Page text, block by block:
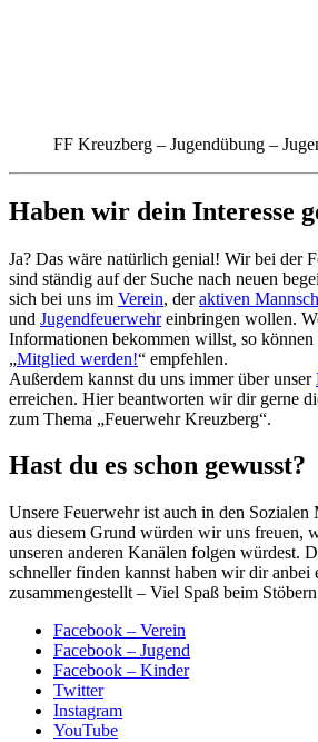
FF Kreuzberg – Jugendübung –
Haben wir dein Interesse
Ja? Das wäre natürlich genial! Wir bei der
sind ständig auf der Suche nach neuen
sich bei uns im Verein, deraktiven
und Jugendfeuerwehreinbringen wollen.
Informationen bekommen willst, so
„Mitglied werden!“ empfehlen.
Außerdem kannst du uns immer über unser
erreichen. Hier beantworten wir dir gerne
zum Thema „Feuerwehr Kreuzberg“.
Hast du es schon gewusst?
Unsere Feuerwehr ist auch in den Sozialen
aus diesem Grund würden wir uns freuen,
unseren anderen Kanälen folgen würdest.
schneller finden kannst haben wir dir anbei
zusammengestellt – Viel Spaß beim
Facebook – Verein
Facebook – Jugend
Facebook – Kinder
Twitter
Instagram
YouTube